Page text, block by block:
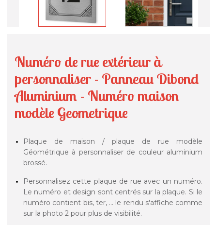
Numéro de rue extérieur à
personnaliser - Panneau Dibond
Aluminium - Numéro maison
modèle Geometrique
Plaque de maison / plaque de rue modèle
Géométrique à personnaliser de couleur aluminium
brossé.
Personnalisez cette plaque de rue avec un numéro.
Le numéro et design sont centrés sur la plaque. Si le
numéro contient bis, ter, ... le rendu s'affiche comme
sur la photo 2 pour plus de visibilité.